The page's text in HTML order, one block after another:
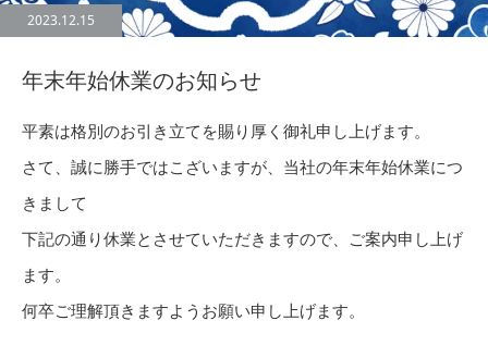
2023.12.15
年末年始休業のお知らせ
平素は格別のお引き立てを賜り厚く御礼申し上げます。
さて、誠に勝手ではこざいますが、当社の年末年始休業につ
きまして
下記の通り休業とさせていただきますので、ご案内申し上げ
ます。
何卒ご理解頂きますようお願い申し上げます。